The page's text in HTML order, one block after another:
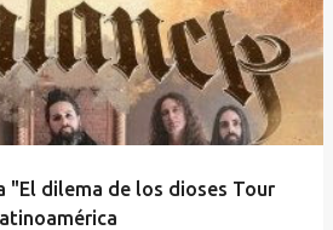
"El dilema de los dioses Tour